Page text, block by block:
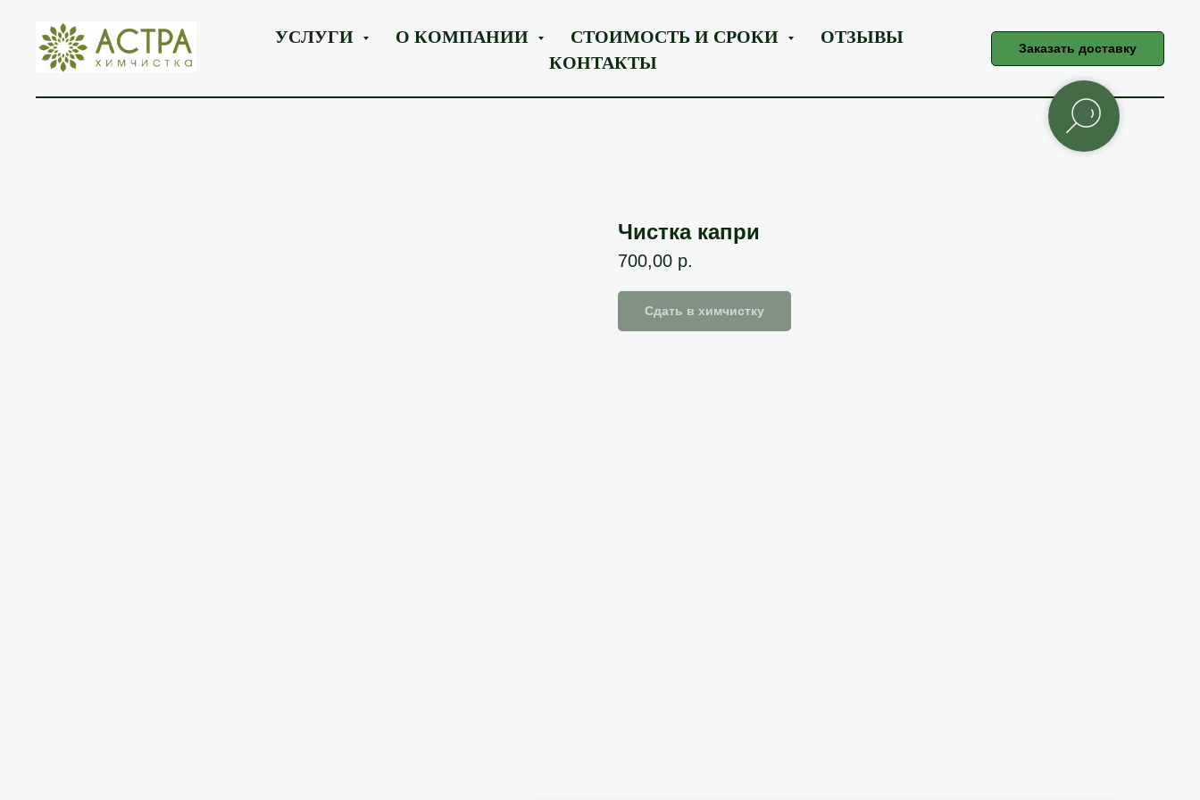
УСЛУГИ О КОМПАНИИ СТОИМОСТЬ И СРОКИ
ОТЗЫВЫ
КОНТАКТЫ
Заказать доставку
Чистка капри
700,00 р.
Сдать в химчистку